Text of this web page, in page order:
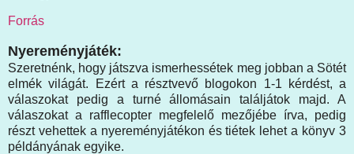
Forrás
Nyereményjáték:
Szeretnénk, hogy játszva ismerhessétek meg jobban a Sötét
elmék világát. Ezért a résztvevő blogokon 1-1 kérdést, a
válaszokat pedig a turné állomásain találjátok majd. A
válaszokat a rafflecopter megfelelő mezőjébe írva, pedig
részt vehettek a nyereményjátékon és tiétek lehet a könyv 3
példányának egyike.